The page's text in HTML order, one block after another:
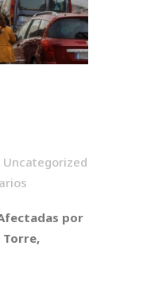
Uncategorized
por
Torre,